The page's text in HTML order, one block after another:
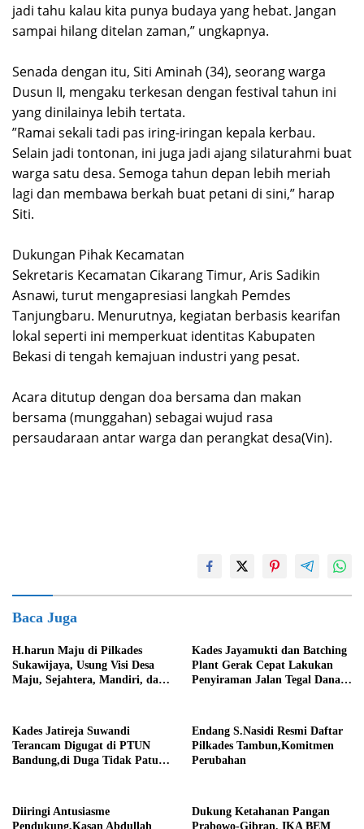
jadi tahu kalau kita punya budaya yang hebat. Jangan
sampai hilang ditelan zaman,” ungkapnya.
‎Senada dengan itu, Siti Aminah (34), seorang warga
Dusun II, mengaku terkesan dengan festival tahun ini
yang dinilainya lebih tertata.
‎”Ramai sekali tadi pas iring-iringan kepala kerbau.
Selain jadi tontonan, ini juga jadi ajang silaturahmi buat
warga satu desa. Semoga tahun depan lebih meriah
lagi dan membawa berkah buat petani di sini,” harap
Siti.
‎Dukungan Pihak Kecamatan
‎Sekretaris Kecamatan Cikarang Timur, Aris Sadikin
Asnawi, turut mengapresiasi langkah Pemdes
Tanjungbaru. Menurutnya, kegiatan berbasis kearifan
lokal seperti ini memperkuat identitas Kabupaten
Bekasi di tengah kemajuan industri yang pesat.
‎Acara ditutup dengan doa bersama dan makan
bersama (munggahan) sebagai wujud rasa
persaudaraan antar warga dan perangkat desa(Vin).
Baca Juga
H.harun Maju di Pilkades
Sukawijaya, Usung Visi Desa
Maju, Sejahtera, Mandiri, dan
Kades Jayamukti dan Batching
Plant Gerak Cepat Lakukan
Penyiraman Jalan Tegal Danas
Kades Jatireja Suwandi
Terancam Digugat di PTUN
Bandung,di Duga Tidak Patuhi
Endang S.Nasidi Resmi Daftar
Pilkades Tambun,Komitmen
Perubahan
Diiringi Antusiasme
Pendukung,Kasan Abdullah
Dukung Ketahanan Pangan
Prabowo-Gibran, IKA BEM